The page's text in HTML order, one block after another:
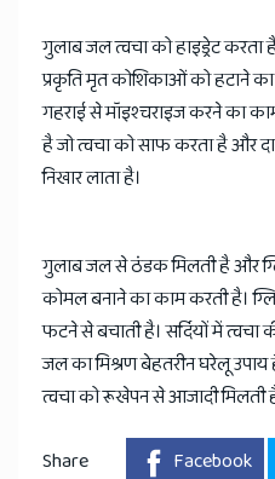
गुलाब जल त्वचा को हाइड्रेट
प्रकृति मृत कोशिकाओं को हटाने
गहराई से मॉइश्चराइज करने का
है जो त्वचा को साफ करता है और
निखार लाता है।
गुलाब जल से ठंडक मिलती है और
कोमल बनाने का काम करती है।
फटने से बचाती है। सर्दियों में
जल का मिश्रण बेहतरीन घरेलू
त्वचा को रूखेपन से आजादी मिलती
Share
Facebook